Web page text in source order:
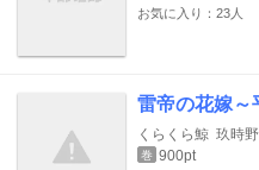
お気に入り：23人
雷帝の花嫁～
くらくら鯨 玖時
巻 900pt